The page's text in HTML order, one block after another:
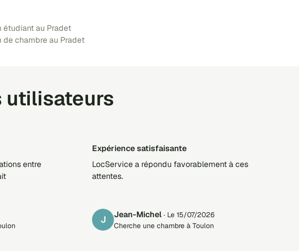
étudiant au Pradet
de chambre au Pradet
utilisateurs
entre
Expérience satisfaisante
LocService a répondu favorablement à ces
attentes.
J Jean-Michel · Le 15/07/2026
Cherche une chambre à Toulon